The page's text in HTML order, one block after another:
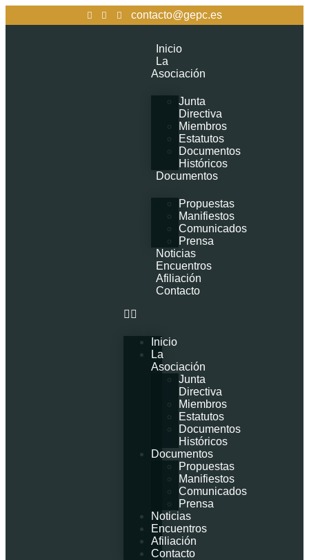
contacto@gepc.es
Inicio
La
Asociación
Junta
Directiva
Miembros
Estatutos
Documentos
Históricos
Documentos
Propuestas
Manifiestos
Comunicados
Prensa
Noticias
Encuentros
Afiliación
Contacto
Inicio
La
Asociación
Junta
Directiva
Miembros
Estatutos
Documentos
Históricos
Documentos
Propuestas
Manifiestos
Comunicados
Prensa
Noticias
Encuentros
Afiliación
Contacto